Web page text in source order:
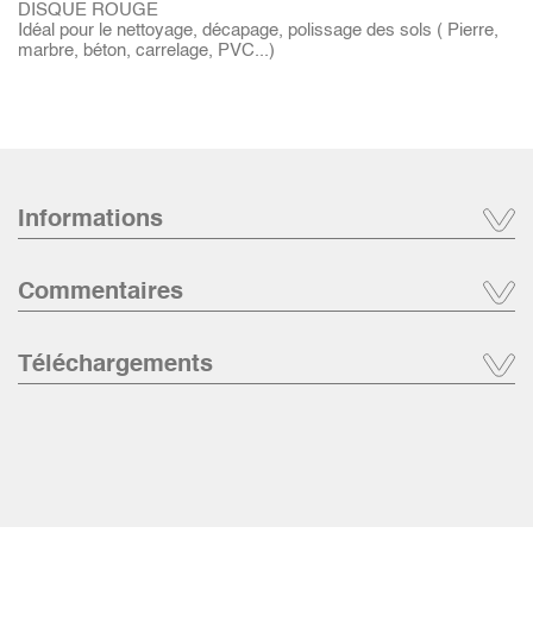
DISQUE ROUGE
Idéal pour le nettoyage, décapage, polissage des sols ( Pierre,
marbre, béton, carrelage, PVC...)
Informations
Commentaires
Téléchargements